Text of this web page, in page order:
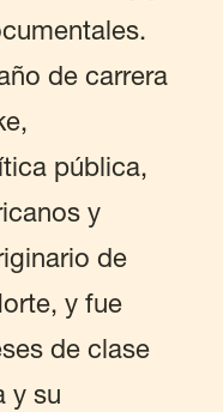
de carrera
pública,
y
de
y fue
de clase
y su